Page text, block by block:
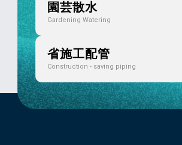
園芸散水
Gardening Watering
省施工配管
Construction - saving piping